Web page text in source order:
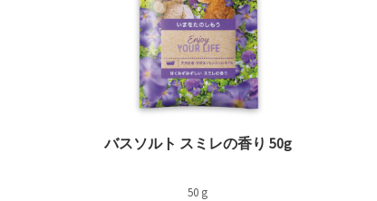
バスソルト スミレの香り 50g
50 g